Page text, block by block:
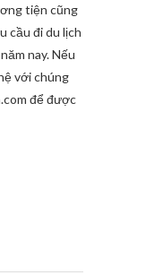
tiện cũng
cầu đi du lịch
nay. Nếu
với chúng
để được